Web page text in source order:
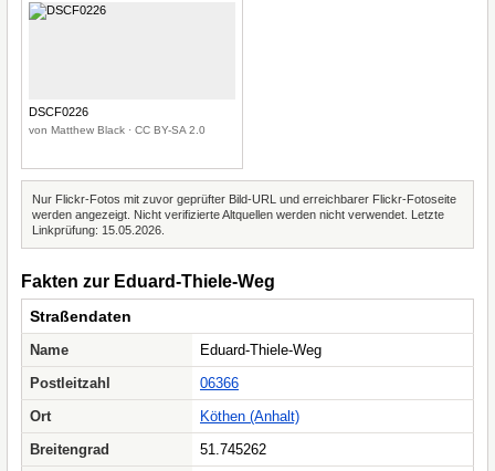
DSCF0226
von Matthew Black · CC BY-SA 2.0
Nur Flickr-Fotos mit zuvor geprüfter Bild-URL und erreichbarer Flickr-Fotoseite
werden angezeigt. Nicht verifizierte Altquellen werden nicht verwendet. Letzte
Linkprüfung: 15.05.2026.
Fakten zur Eduard-Thiele-Weg
Straßendaten
Name
Eduard-Thiele-Weg
Postleitzahl
06366
Ort
Köthen (Anhalt)
Breitengrad
51.745262